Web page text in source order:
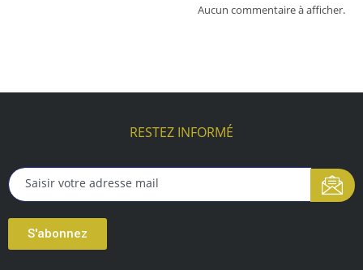
Aucun commentaire à afficher.
RESTEZ INFORMÉ
S'abonnez